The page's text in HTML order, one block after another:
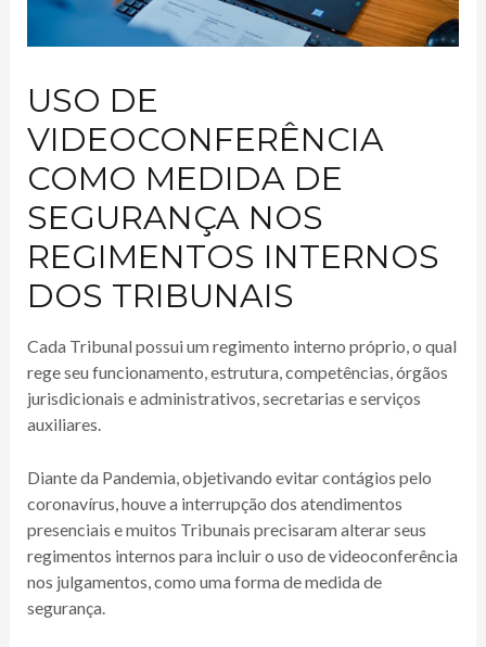
USO DE
VIDEOCONFERÊNCIA
COMO MEDIDA DE
SEGURANÇA NOS
REGIMENTOS INTERNOS
DOS TRIBUNAIS
Cada Tribunal possui um regimento interno próprio, o qual
rege seu funcionamento, estrutura, competências, órgãos
jurisdicionais e administrativos, secretarias e serviços
auxiliares.
Diante da Pandemia, objetivando evitar contágios pelo
coronavírus, houve a interrupção dos atendimentos
presenciais e muitos Tribunais precisaram alterar seus
regimentos internos para incluir o uso de videoconferência
nos julgamentos, como uma forma de medida de
segurança.